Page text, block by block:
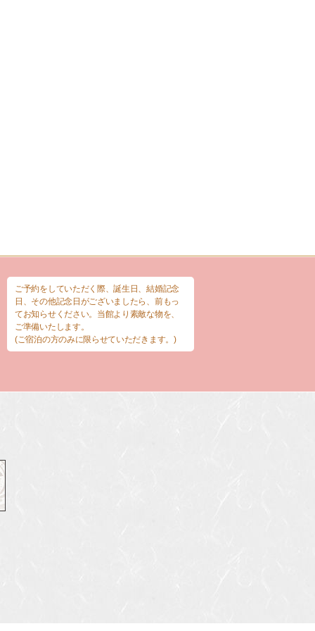
ご予約をしていただく際、誕生日、結婚記念
日、その他記念日がございましたら、前もっ
てお知らせください。当館より素敵な物を、
ご準備いたします。
(ご宿泊の方のみに限らせていただきます。)